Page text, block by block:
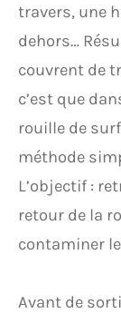
travers, une
dehors…
couvrent de
c’est que
rouille de
méthode
L’objectif :
retour de la
contaminer
Avant de